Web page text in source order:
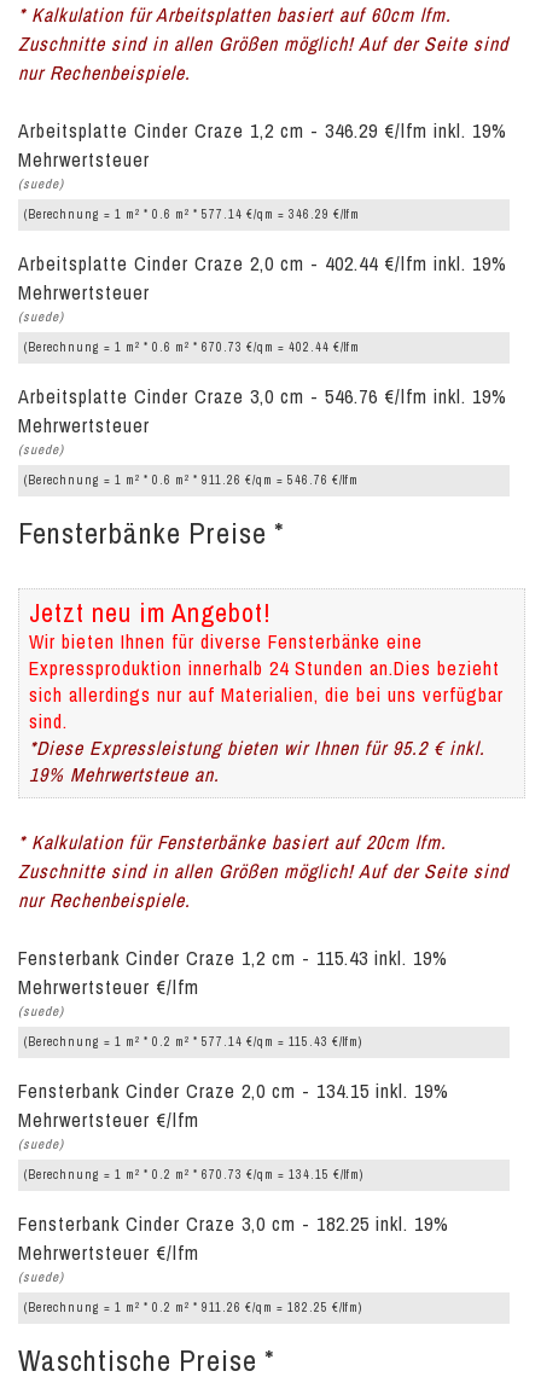
* Kalkulation für Arbeitsplatten basiert auf 60cm lfm.
Zuschnitte sind in allen Größen möglich! Auf der Seite sind
nur Rechenbeispiele.
Arbeitsplatte Cinder Craze 1,2 cm - 346.29 €/lfm inkl. 19%
Mehrwertsteuer
(suede)
(Berechnung = 1 m 2 * 0.6 m 2 * 577.14 €/qm = 346.29 €/lfm
Arbeitsplatte Cinder Craze 2,0 cm - 402.44 €/lfm inkl. 19%
Mehrwertsteuer
(suede)
(Berechnung = 1 m 2 * 0.6 m 2 * 670.73 €/qm = 402.44 €/lfm
Arbeitsplatte Cinder Craze 3,0 cm - 546.76 €/lfm inkl. 19%
Mehrwertsteuer
(suede)
(Berechnung = 1 m 2 * 0.6 m 2 * 911.26 €/qm = 546.76 €/lfm
Fensterbänke Preise *
Jetzt neu im Angebot!
Wir bieten Ihnen für diverse Fensterbänke eine
Expressproduktion innerhalb 24 Stunden an.Dies bezieht
sich allerdings nur auf Materialien, die bei uns verfügbar
sind.
*Diese Expressleistung bieten wir Ihnen für 95.2 € inkl.
19% Mehrwertsteue an.
* Kalkulation für Fensterbänke basiert auf 20cm lfm.
Zuschnitte sind in allen Größen möglich! Auf der Seite sind
nur Rechenbeispiele.
Fensterbank Cinder Craze 1,2 cm - 115.43 inkl. 19%
Mehrwertsteuer €/lfm
(suede)
(Berechnung = 1 m 2 * 0.2 m 2 * 577.14 €/qm = 115.43 €/lfm)
Fensterbank Cinder Craze 2,0 cm - 134.15 inkl. 19%
Mehrwertsteuer €/lfm
(suede)
(Berechnung = 1 m 2 * 0.2 m 2 * 670.73 €/qm = 134.15 €/lfm)
Fensterbank Cinder Craze 3,0 cm - 182.25 inkl. 19%
Mehrwertsteuer €/lfm
(suede)
(Berechnung = 1 m 2 * 0.2 m 2 * 911.26 €/qm = 182.25 €/lfm)
Waschtische Preise *